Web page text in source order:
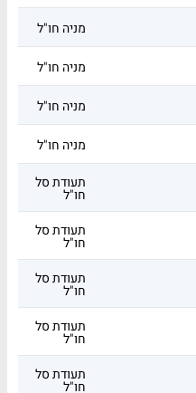
מניה חו"ל
מניה חו"ל
מניה חו"ל
מניה חו"ל
תעודת סל
חו"ל
תעודת סל
חו"ל
תעודת סל
חו"ל
תעודת סל
חו"ל
תעודת סל
חו"ל